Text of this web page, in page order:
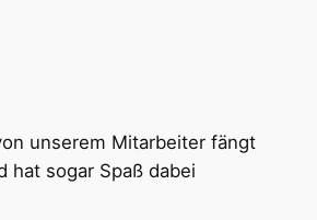
unserem Mitarbeiter fängt
hat sogar Spaß dabei